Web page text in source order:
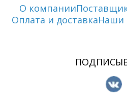
О компании
Оплата и доставкаНаши